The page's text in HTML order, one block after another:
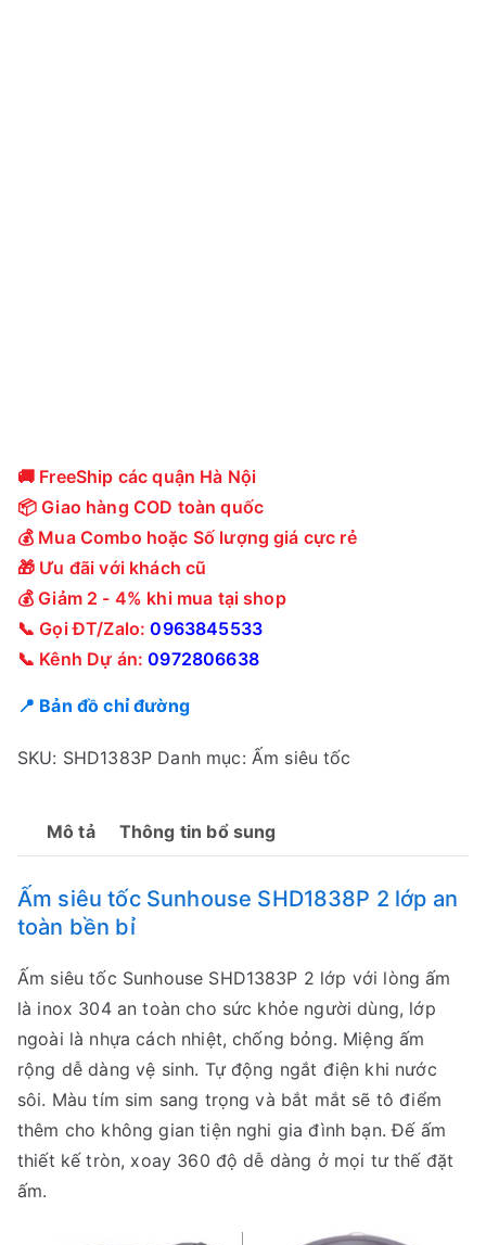
🚚 FreeShip các quận Hà Nội
📦 Giao hàng COD toàn quốc
💰 Mua Combo hoặc Số lượng giá cực rẻ
🎁 Ưu đãi với khách cũ
💰 Giảm 2 - 4% khi mua tại shop
📞 Gọi ĐT/Zalo:0963845533
📞 Kênh Dự án:0972806638
📍 Bản đồ chỉ đường
SKU: SHD1383P Danh mục: Ấm siêu tốc
Mô tả Thông tin bổ sung
Ấm siêu tốc Sunhouse SHD1838P 2 lớp an
toàn bền bỉ
Ấm siêu tốc Sunhouse SHD1383P 2 lớp với lòng ấm
là inox 304 an toàn cho sức khỏe người dùng, lớp
ngoài là nhựa cách nhiệt, chống bỏng. Miệng ấm
rộng dễ dàng vệ sinh. Tự động ngắt điện khi nước
sôi. Màu tím sim sang trọng và bắt mắt sẽ tô điểm
thêm cho không gian tiện nghi gia đình bạn. Đế ấm
thiết kế tròn, xoay 360 độ dễ dàng ở mọi tư thế đặt
ấm.